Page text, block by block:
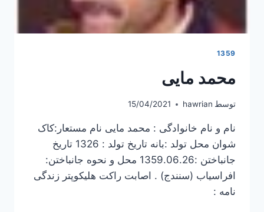
1359
محمد مایی
توسط hawrian
15/04/2021
نام و نام خانوادگی : محمد مایی نام مستعار:کاک
شوان محل تولد :بانه تاریخ تولد : 1326 تاریخ
جانباختن :1359.06.26 محل و نحوه جانباختن:
افراسیاب (سنندج) . اصابت راکت هلیکوپتر زندگی
نامه :